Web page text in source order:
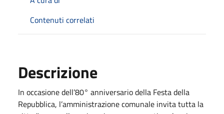
Contenuti correlati
Descrizione
In occasione dell’80° anniversario della Festa della
Repubblica, l’amministrazione comunale invita tutta la